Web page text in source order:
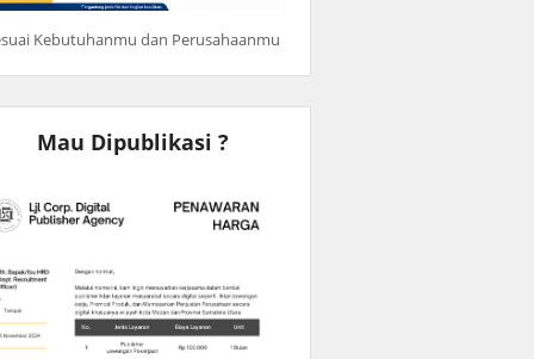
Kebutuhanmu dan Perusahaanmu
Mau Dipublikasi ?